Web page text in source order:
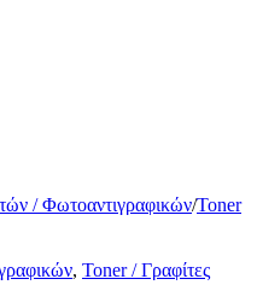
/ Φωτοαντιγραφικών/Toner
, Toner / Γραφίτες